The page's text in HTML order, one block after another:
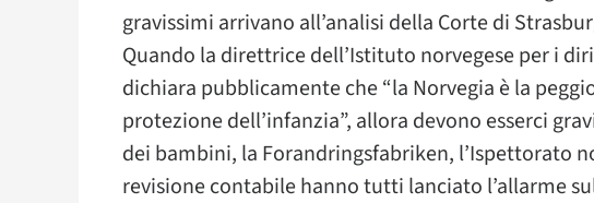
gravissimi arrivano all’analisi della Corte di
Quando la direttrice dell’Istituto norvegese per i
dichiara pubblicamente che “la Norvegia è la
protezione dell’infanzia”, allora devono esserci
dei bambini, la Forandringsfabriken, l’Ispettorato
revisione contabile hanno tutti lanciato l’allarme